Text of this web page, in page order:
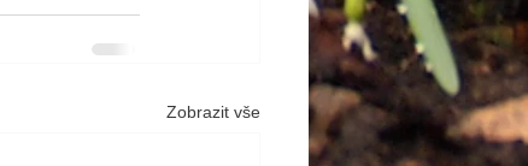
Zobrazit vše